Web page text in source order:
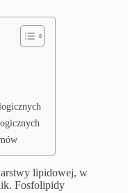
lipidowej, w
Fosfolipidy